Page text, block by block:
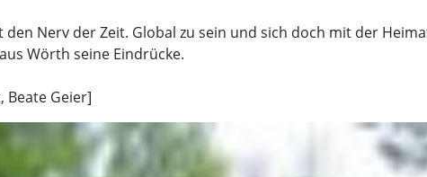
Nerv der Zeit. Global zu sein und sich doch mit der
Wörth seine Eindrücke.
Beate Geier]